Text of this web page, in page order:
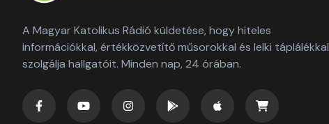
A Magyar Katolikus Rádió küldetése, hogy hiteles
információkkal, értékközvetítő műsorokkal és lelki táplálékkal
szolgálja hallgatóit. Minden nap, 24 órában.